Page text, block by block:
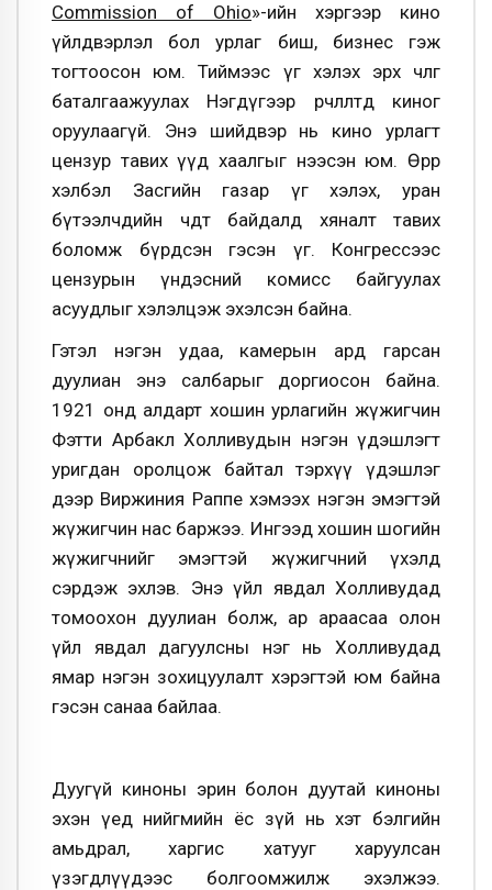
Commission of Ohio»-ийн хэргээр кино
үйлдвэрлэл бол урлаг биш, бизнес гэж
тогтоосон юм. Тиймээс үг хэлэх эрх чөлөөг
баталгаажуулах Нэгдүгээр өөрчлөлтөд киног
оруулаагүй. Энэ шийдвэр нь кино урлагт
цензур тавих үүд хаалгыг нээсэн юм. Өөрөөр
хэлбэл Засгийн газар үг хэлэх, уран
бүтээлчдийн чөдөөт байдалд хяналт тавих
боломж бүрдсэн гэсэн үг. Конгрессээс
цензурын үндэсний комисс байгуулах
асуудлыг хэлэлцэж эхэлсэн байна.
Гэтэл нэгэн удаа, камерын ард гарсан
дуулиан энэ салбарыг доргиосон байна.
1921 онд алдарт хошин урлагийн жүжигчин
Фэтти Арбакл Холливудын нэгэн үдэшлэгт
уригдан оролцож байтал тэрхүү үдэшлэг
дээр Виржиния Раппе хэмээх нэгэн эмэгтэй
жүжигчин нас баржээ. Ингээд хошин шогийн
жүжигчнийг эмэгтэй жүжигчний үхэлд
сэрдэж эхлэв. Энэ үйл явдал Холливудад
томоохон дуулиан болж, ар араасаа олон
үйл явдал дагуулсны нэг нь Холливудад
ямар нэгэн зохицуулалт хэрэгтэй юм байна
гэсэн санаа байлаа.
Дуугүй киноны эрин болон дуутай киноны
эхэн үед нийгмийн ёс зүй нь хэт бэлгийн
амьдрал, харгис хатууг харуулсан
үзэгдлүүдээс болгоомжилж эхэлжээ.